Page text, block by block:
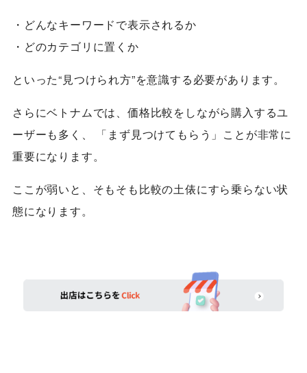
・どんなキーワードで表示されるか
・どのカテゴリに置くか
といった“見つけられ方”を意識する必要があります。
さらにベトナムでは、価格比較をしながら購入するユ
ーザーも多く、 「まず見つけてもらう」ことが非常に
重要になります。
ここが弱いと、そもそも比較の土俵にすら乗らない状
態になります。